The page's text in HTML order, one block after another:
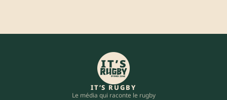
IT’S RUGBY
Le média qui raconte le rugby